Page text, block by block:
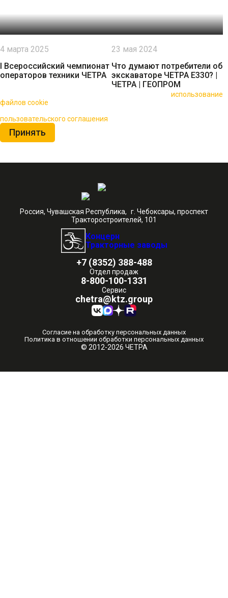
4 марта 2025
I Всероссийский чемпионат
операторов техники ЧЕТРА
23 мая 2024
Что думают потребители об
экскаваторе ЧЕТРА Е330? |
ЧЕТРА | ГЕОПРОМ
использование
файлов cookie
пользовательского соглашения
Принять
Россия, Чувашская Республика, г. Чебоксары, проспект
Тракторостроителей, 101
Концерн
Тракторные заводы
+7 (8352) 388-488
Отдел продаж
8-800-100-1331
Сервис
chetra@ktz.group
© 2012-2026 ЧЕТРА
Согласие на обработку персональных данных
Политика в отношении обработки персональных данных